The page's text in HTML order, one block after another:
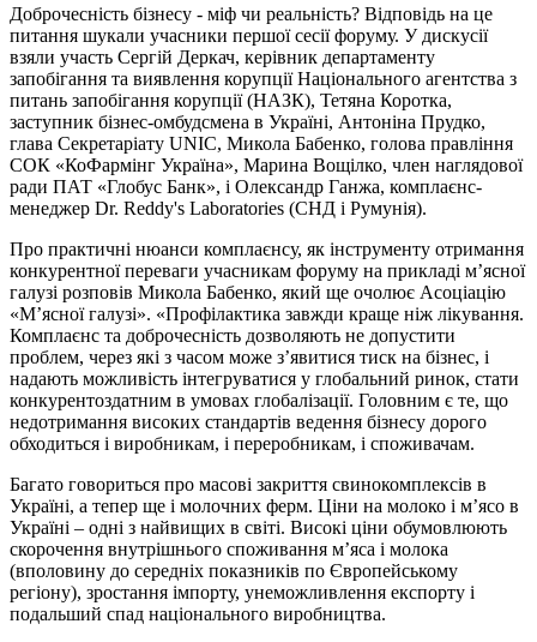
Доброчесність бізнесу - міф чи реальність? Відповідь на це
питання шукали учасники першої сесії форуму. У дискусії
взяли участь Сергій Деркач, керівник департаменту
запобігання та виявлення корупції Національного агентства з
питань запобігання корупції (НАЗК), Тетяна Коротка,
заступник бізнес-омбудсмена в Україні, Антоніна Прудко,
глава Секретаріату UNIC, Микола Бабенко, голова правління
СОК «КоФармінг Україна», Марина Вощілко, член наглядової
ради ПАТ «Глобус Банк», і Олександр Ганжа, комплаєнс-
менеджер Dr. Reddy's Laboratories (СНД і Румунія).
Про практичні нюанси комплаєнсу, як інструменту отримання
конкурентної переваги учасникам форуму на прикладі м’ясної
галузі розповів Микола Бабенко, який ще очолює Асоціацію
«М’ясної галузі». «Профілактика завжди краще ніж лікування.
Комплаєнс та доброчесність дозволяють не допустити
проблем, через які з часом може з’явитися тиск на бізнес, і
надають можливість інтегруватися у глобальний ринок, стати
конкурентоздатним в умовах глобалізації. Головним є те, що
недотримання високих стандартів ведення бізнесу дорого
обходиться і виробникам, і переробникам, і споживачам.
Багато говориться про масові закриття свинокомплексів в
Україні, а тепер ще і молочних ферм. Ціни на молоко і м’ясо в
Україні – одні з найвищих в світі. Високі ціни обумовлюють
скорочення внутрішнього споживання м’яса і молока
(вполовину до середніх показників по Європейському
регіону), зростання імпорту, унеможливлення експорту і
подальший спад національного виробництва.